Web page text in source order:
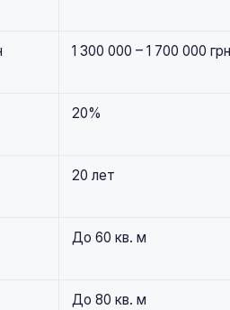
1 300 000 – 1 700 000 грн
20%
20 лет
До 60 кв. м
До 80 кв. м